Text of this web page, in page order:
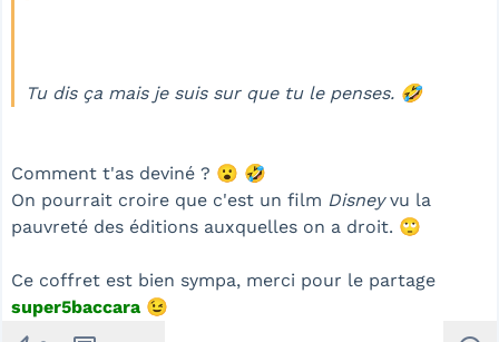
Tu dis ça mais je suis sur que tu le penses. 🤣
Comment t'as deviné ? 😮 🤣
On pourrait croire que c'est un film Disneyvu la
pauvreté des éditions auxquelles on a droit. 🙄
Ce coffret est bien sympa, merci pour le partage
super5baccara 😉